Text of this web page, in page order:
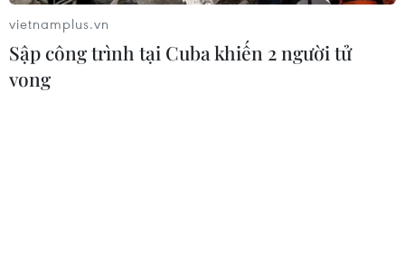
Ngôn ngữ
TTXVN
Dịch vụ tin
Quảng cáo
Liên hệ
vietnamplus.vn
Sập công trình tại Cuba khiến 2 người tử
vong